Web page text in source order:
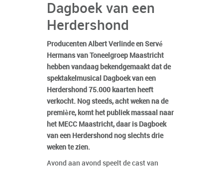
Dagboek van een
Herdershond
Producenten Albert Verlinde en Servé
Hermans van Toneelgroep Maastricht
hebben vandaag bekendgemaakt dat de
spektakelmusical Dagboek van een
Herdershond 75.000 kaarten heeft
verkocht. Nog steeds, acht weken na de
première, komt het publiek massaal naar
het MECC Maastricht, daar is Dagboek
van een Herdershond nog slechts drie
weken te zien.
Avond aan avond speelt de cast van